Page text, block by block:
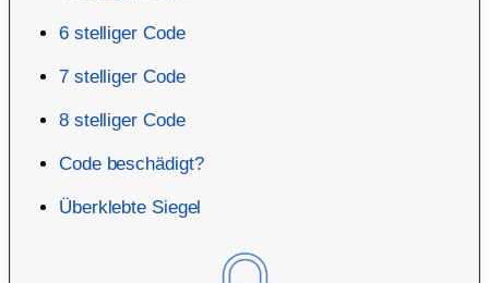
6 stelliger Code
7 stelliger Code
8 stelliger Code
Code beschädigt?
Überklebte Siegel